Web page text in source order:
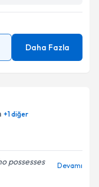
Daha Fazla
+1diğer
possesses
Devamı